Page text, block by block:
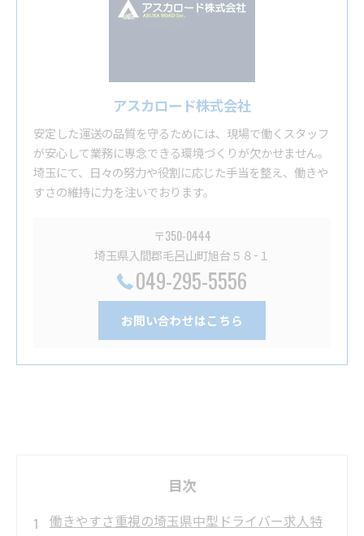
アスカロード株式会社
安定した運送の品質を守るためには、現場で働くスタッフ
が安心して業務に専念できる環境づくりが欠かせません。
埼玉にて、日々の努力や役割に応じた手当を整え、働きや
すさの維持に力を注いでおります。
〒350-0444
埼玉県入間郡毛呂山町旭台５８−１
049-295-5556
お問い合わせはこちら
目次
働きやすさ重視の埼玉県中型ドライバー求人特